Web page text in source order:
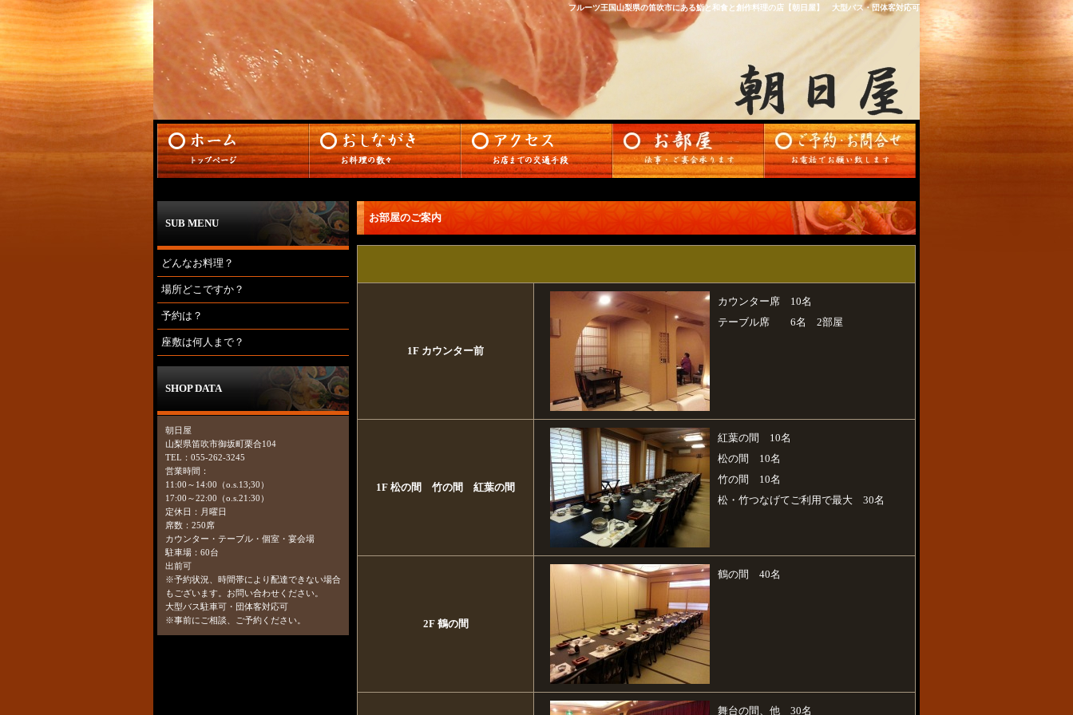
フルーツ王国山梨県の笛吹市にある鮨と和食と創作料理の店【朝日屋】 大型バス・団体客対応可
お部屋のご案内
1F カウンター前
カウンター席 10名
テーブル席 6名 2部屋
1F 松の間 竹の間 紅葉の間
紅葉の間 10名
松の間 10名
竹の間 10名
松・竹つなげてご利用で最大 30名
2F 鶴の間
鶴の間 40名
舞台の間、他 30名
SUB MENU
どんなお料理？
場所どこですか？
予約は？
座敷は何人まで？
SHOP DATA
朝日屋
山梨県笛吹市御坂町栗合104
TEL：055-262-3245
営業時間：
11:00～14:00（o.s.13;30）
17:00～22:00（o.s.21:30）
定休日：月曜日
席数：250席
カウンター・テーブル・個室・宴会場
駐車場：60台
出前可
※予約状況、時間帯により配達できない場合
もございます。お問い合わせください。
大型バス駐車可・団体客対応可
※事前にご相談、ご予約ください。